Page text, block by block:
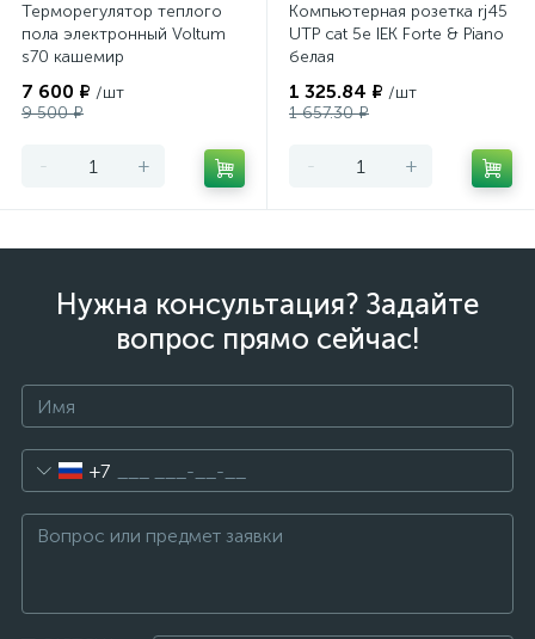
Терморегулятор теплого
пола электронный Voltum
s70 кашемир
7 600 ₽ /шт
9 500 ₽
- +
Компьютерная розетка rj45
UTP cat 5e IEK Forte & Piano
белая
1 325.84 ₽ /шт
1 657.30 ₽
- +
Нужна консультация? Задайте
вопрос прямо сейчас!
+7